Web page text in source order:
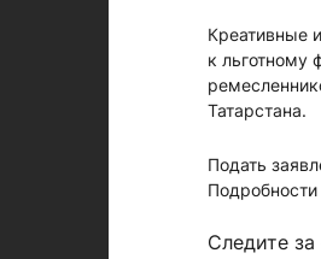
Креативные
к льготному
Татарстана.
Подать
Следите